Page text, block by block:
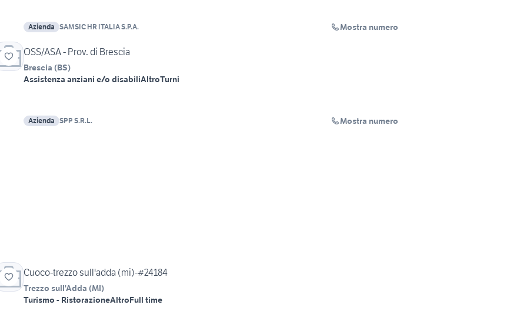
Azienda SAMSIC HR ITALIA S.P.A. Mostra numero
OSS/ASA - Prov. di Brescia
Brescia (BS)
Assistenza anziani e/o disabiliAltroTurni
Azienda SPP S.R.L. Mostra numero
Cuoco-trezzo sull'adda (mi)-#24184
Trezzo sull'Adda (MI)
Turismo - RistorazioneAltroFull time